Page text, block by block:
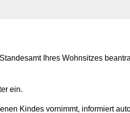
Ihres Wohnsitzes
ein.
Kindes vornimmt, informiert